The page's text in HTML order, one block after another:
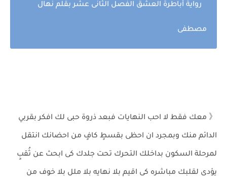
رواية أباطرة العشق الفصل الثانى عشر بقلم نهال
مصطفى
《 معك فقط لا احب النهايات فبعد ذروة حبى لك افكر بقربي
الدائم منك وبمجرد ان احظى بقسطٍ كافٍ من احضانك انتقل
لمرحلة السكون بداخلك التحرك تحت جلدك كى ابحث عن ثُقبٍ
يؤدى لقلبك مباشره كى اقيم بلا نهايه بلا ملل بلا خوف من